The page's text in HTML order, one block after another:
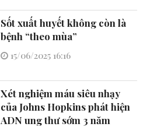
Sốt xuất huyết không còn là
bệnh “theo mùa”
15/06/2025 16:16
Xét nghiệm máu siêu nhạy
của Johns Hopkins phát hiện
ADN ung thư sớm 3 năm